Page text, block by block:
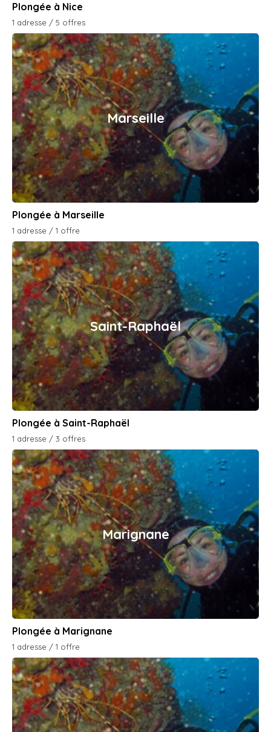
Plongée à Nice
1 adresse / 5 offres
Marseille
Plongée à Marseille
1 adresse / 1 offre
Saint-Raphaël
Plongée à Saint-Raphaël
1 adresse / 3 offres
Marignane
Plongée à Marignane
1 adresse / 1 offre